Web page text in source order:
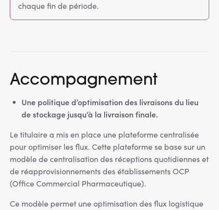
chaque fin de période.
Accompagnement
Une politique d’optimisation des livraisons du lieu
de stockage jusqu’à la livraison finale.
Le titulaire a mis en place une plateforme centralisée
pour optimiser les flux. Cette plateforme se base sur un
modèle de centralisation des réceptions quotidiennes et
de réapprovisionnements des établissements OCP
(Office Commercial Pharmaceutique).
Ce modèle permet une optimisation des flux logistique